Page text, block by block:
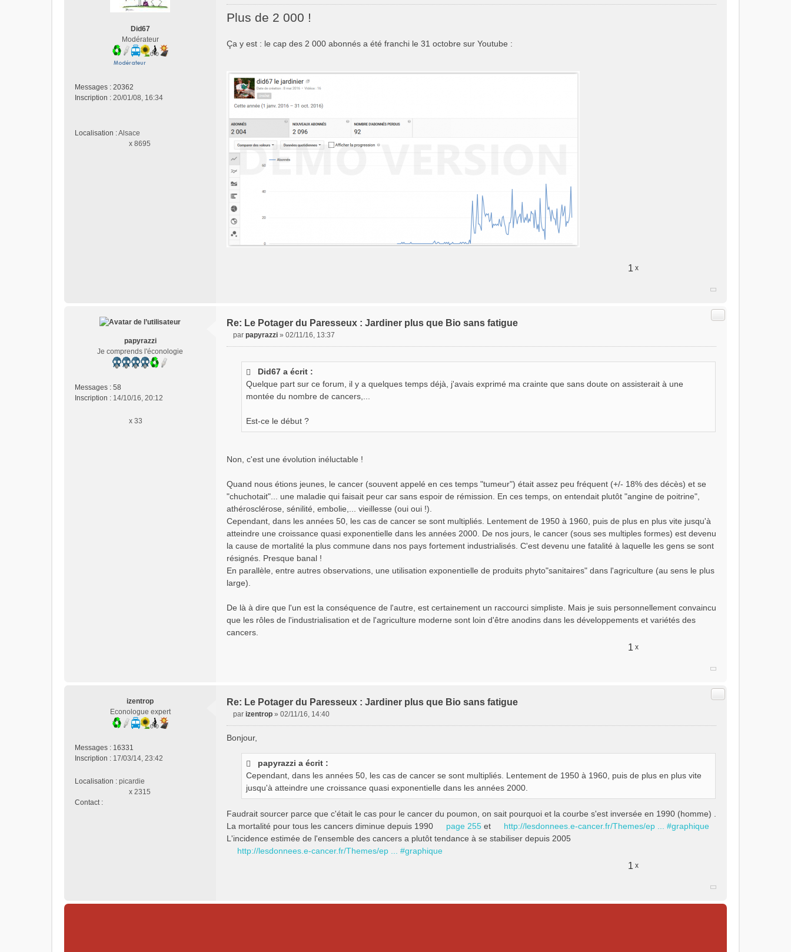
Did67
Modérateur
Messages : 20362
Inscription : 20/01/08, 16:34
Localisation :Alsace
x 8695
e
s
a
n
o
n
l
u
Plus de 2 000 !
Ça y est : le cap des 2 000 abonnés a été franchi le 31 octobre sur Youtube :
1 x
papyrazzi
Je comprends l'éconologie
Messages : 58
Inscription : 14/10/16, 20:12
x 33
Re: Le Potager du Paresseux : Jardiner plus que Bio sans fatigue
Citer
u
par papyrazzi » 02/11/16, 13:37
Did67 a écrit :
Quelque part sur ce forum, il y a quelques temps déjà, j'avais exprimé ma crainte que sans doute on assisterait à une
montée du nombre de cancers,...
Est-ce le début ?
Non, c'est une évolution inéluctable !
Quand nous étions jeunes, le cancer (souvent appelé en ces temps "tumeur") était assez peu fréquent (+/- 18% des décès) et se
"chuchotait"... une maladie qui faisait peur car sans espoir de rémission. En ces temps, on entendait plutôt "angine de poitrine",
athérosclérose, sénilité, embolie,... vieillesse (oui oui !).
Cependant, dans les années 50, les cas de cancer se sont multipliés. Lentement de 1950 à 1960, puis de plus en plus vite jusqu'à
atteindre une croissance quasi exponentielle dans les années 2000. De nos jours, le cancer (sous ses multiples formes) est devenu
la cause de mortalité la plus commune dans nos pays fortement industrialisés. C'est devenu une fatalité à laquelle les gens se sont
résignés. Presque banal !
En parallèle, entre autres observations, une utilisation exponentielle de produits phyto"sanitaires" dans l'agriculture (au sens le plus
large).
De là à dire que l'un est la conséquence de l'autre, est certainement un raccourci simpliste. Mais je suis personnellement convaincu
que les rôles de l'industrialisation et de l'agriculture moderne sont loin d'être anodins dans les développements et variétés des
cancers.
1 x
izentrop
Econologue expert
Messages : 16331
Inscription : 17/03/14, 23:42
Localisation : picardie
x 2315
Contact :
Re: Le Potager du Paresseux : Jardiner plus que Bio sans fatigue
Citer
s
n
l
u
par izentrop » 02/11/16, 14:40
Bonjour,
papyrazzi a écrit :
Cependant, dans les années 50, les cas de cancer se sont multipliés. Lentement de 1950 à 1960, puis de plus en plus vite
jusqu'à atteindre une croissance quasi exponentielle dans les années 2000.
Faudrait sourcer parce que c'était le cas pour le cancer du poumon, on sait pourquoi et la courbe s'est inversée en 1990 (homme) .
La mortalité pour tous les cancers diminue depuis 1990
page 255 et
http://lesdonnees.e-cancer.fr/Themes/ep ... #graphique
L'incidence estimée de l'ensemble des cancers a plutôt tendance à se stabiliser depuis 2005
http://lesdonnees.e-cancer.fr/Themes/ep ... #graphique
1 x